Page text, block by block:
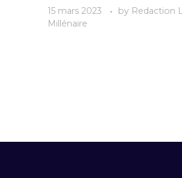
15 mars 2023 by Redaction
Millénaire